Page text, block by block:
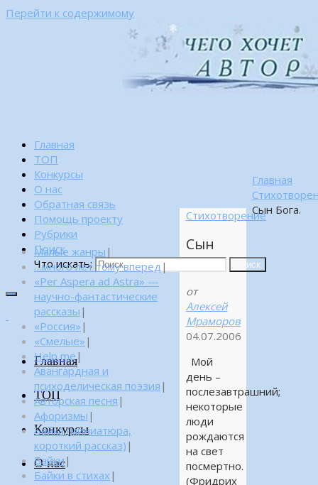
Перейти к содержимому
Главная
ТОП
Конкурсы
О нас
Обратная связь
Помощь проекту
Рубрики
Поиск
Что искать:
Поиск
Главная
ТОП
Конкурсы
О нас
Главная
Сын Бога.
Стихотворение
Сын
Бога.
от
Алексей
Мраморов
04.07.2006
Мой
день –
послезавтрашний;
некоторые
люди
рождаются
на свет
посмертно.
(Фридрих
Малые жанры |
…много лет тому вперед |
«Per Aspera ad Astra» —
научно-фантастические
рассказы |
«Россия» |
«Смелые» |
Help me|
Авангардная и
психоделическая поэзия |
Авторская песня |
Афоризмы |
Байка (миниатюра,
короткий рассказ) |
Байки|
Байки в стихах |